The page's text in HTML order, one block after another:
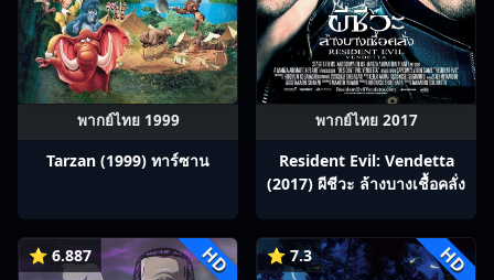
พากย์ไทย 1999
Tarzan (1999) ทาร์ซาน
พากย์ไทย 2017
Resident Evil: Vendetta
(2017) ผีชีวะ ล้างบางเชื้อคลั่ง
⭐ 6.887 HD ⭐ 7.3 HD